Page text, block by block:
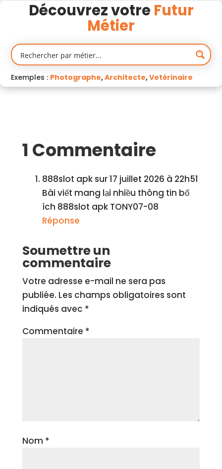
Découvrez votre Futur
Métier
Exemples : Photographe,Architecte,Vetérinaire
1 Commentaire
888slot apk sur 17 juillet 2026 à 22h51
Bài viết mang lại nhiều thông tin bổ
ích 888slot apk TONY07-08
Réponse
Soumettre un
commentaire
Votre adresse e-mail ne sera pas
publiée. Les champs obligatoires sont
indiqués avec *
Commentaire *
Nom *